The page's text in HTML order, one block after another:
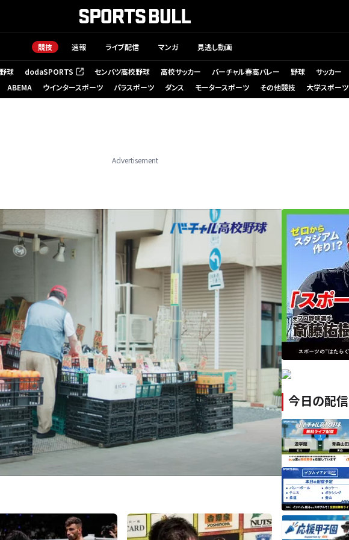
競技 速報 ライブ配信 マンガ 見逃し動画
球 dodaSPORTS
（新しいタブで開く） センバツ高校野球 高校サッカー バーチャル春高バレー 野球 サッカー
ABEMA
ウインタースポーツ パラスポーツ ダンス モータースポーツ その他競技 大学スポーツ
Advertisement
今日の配信